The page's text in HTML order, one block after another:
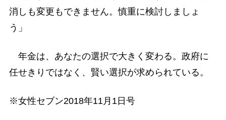
消しも変更もできません。慎重に検討しましょ
う」
年金は、あなたの選択で大きく変わる。政府に
任せきりではなく、賢い選択が求められている。
※女性セブン2018年11月1日号